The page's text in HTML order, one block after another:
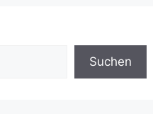
Suchen